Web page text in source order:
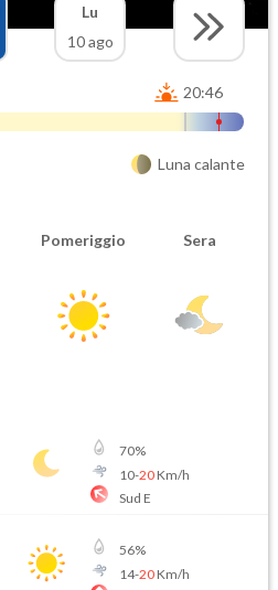
Lu
10 ago
20:46
Luna calante
Pomeriggio Sera
70%
10-20Km/h
Sud E
56%
14-20Km/h